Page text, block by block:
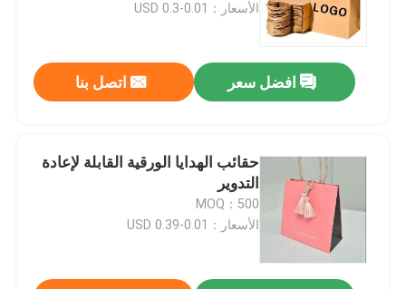
الأسعار：0.01-0.3 USD
افضل سعر اتصل بنا
حقائب الهدايا الورقية القابلة لإعادة
التدوير
MOQ：500
الأسعار：0.01-0.39 USD